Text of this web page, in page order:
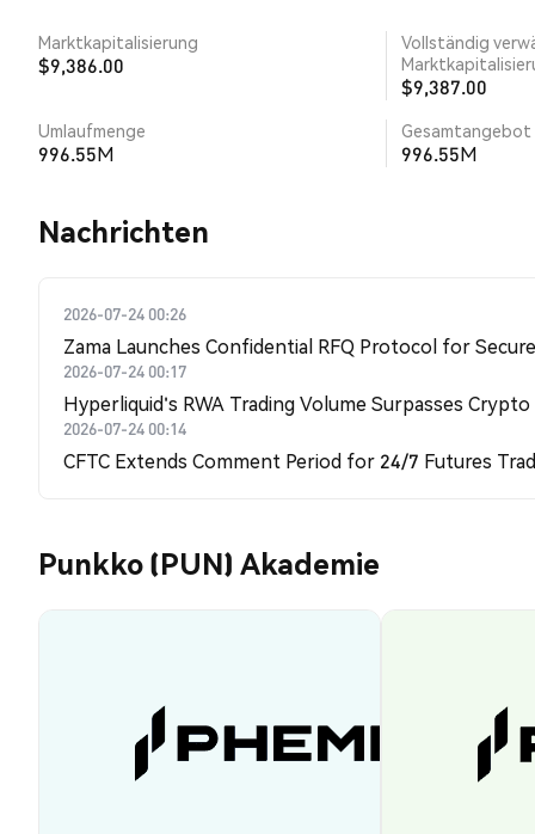
Marktkapitalisierung
$9,386.00
Vollständig
$9,387.00
Umlaufmenge
996.55M
Gesamtangebot
996.55M
Nachrichten
2026-07-24 00:26
Zama Launches Confidential RFQ Protocol for
2026-07-24 00:17
Hyperliquid's RWA Trading Volume Surpasses
2026-07-24 00:14
CFTC Extends Comment Period for 24/7 Futures
Punkko (PUN) Akademie